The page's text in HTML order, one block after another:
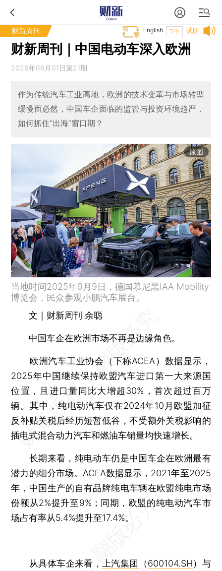
财新周刊 试听
T中
English
财新周刊｜中国电动车深入欧洲
2026年06月01日第21期
作为传统汽车工业高地，欧洲的技术变革与市场转型
缓慢而必然，中国车企面临的监管与投资环境趋严，
如何抓住“出海”窗口期？
原图
当地时间2025年9月9日，德国慕尼黑IAA Mobility
博览会，民众参观小鹏汽车展台。
文｜财新周刊 余聪
中国车企在欧洲市场不再是边缘角色。
欧洲汽车工业协会（下称ACEA）数据显示，
2025年中国继续保持欧盟汽车进口第一大来源国
位置，且进口量同比大增超30%，首次超过百万
辆。其中，纯电动汽车仅在2024年10月欧盟加征
反补贴关税后经历短暂低谷，不受额外关税影响的
插电式混合动力汽车和燃油车销量均快速增长。
长期来看，纯电动车仍是中国车企在欧洲最有
潜力的细分市场。ACEA数据显示，2021年至2025
年，中国生产的自有品牌纯电车辆在欧盟纯电市场
份额从2%提升至9%；同期，欧盟的纯电动汽车市
场占有率从5.4%提升至17.4%。
从具体车企来看， 上汽集团 （600104.SH）与